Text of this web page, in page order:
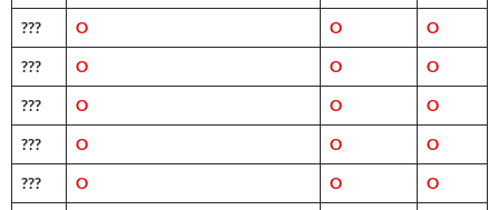
??? O O O
??? O O O
??? O O O
??? O O O
??? O O O